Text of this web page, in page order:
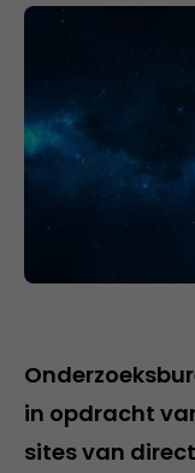
in opdracht
sites van